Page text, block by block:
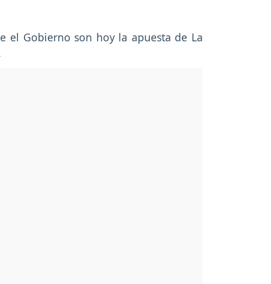
el Gobierno son hoy la apuesta de La